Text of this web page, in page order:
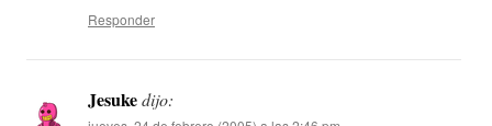
Responder
Jesukedijo: